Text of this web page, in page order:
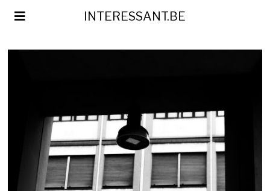
INTERESSANT.BE